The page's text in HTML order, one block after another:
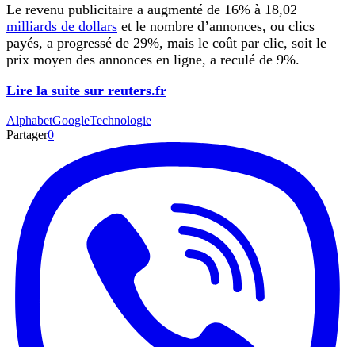
Le revenu publicitaire a augmenté de 16% à 18,02
milliards de dollars et le nombre d’annonces, ou clics
payés, a progressé de 29%, mais le coût par clic, soit le
prix moyen des annonces en ligne, a reculé de 9%.
Lire la suite sur reuters.fr
AlphabetGoogleTechnologie
Partager0